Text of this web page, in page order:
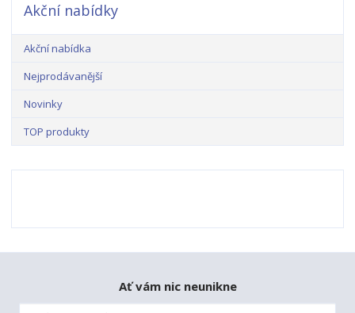
Akční nabídky
Akční nabídka
Nejprodávanější
Novinky
TOP produkty
Ať vám nic neunikne